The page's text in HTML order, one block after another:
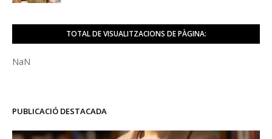
TOTAL DE VISUALITZACIONS DE PÀGINA:
NaN
PUBLICACIÓ DESTACADA